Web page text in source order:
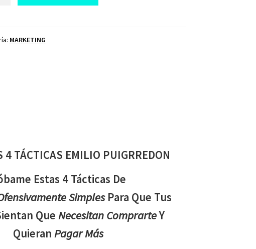
MARKETING
4 TÁCTICAS EMILIO PUIGRREDON
Estas 4 Tácticas De
SimplesPara Que Tus
Que Necesitan ComprarteY
Quieran Pagar Más